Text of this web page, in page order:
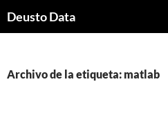
Deusto Data
Archivo de la etiqueta: matlab